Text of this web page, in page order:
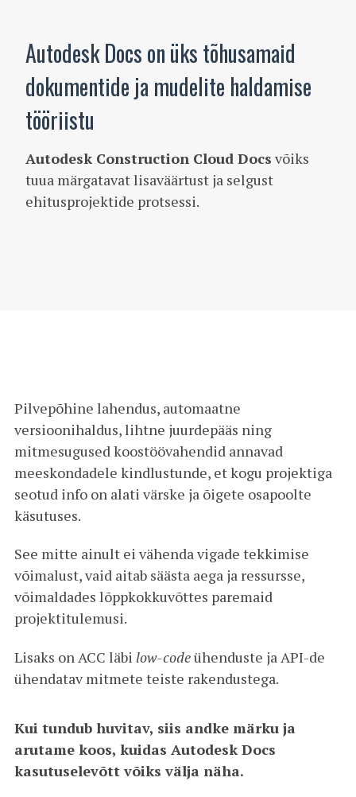
Autodesk Docs on üks tõhusamaid
dokumentide ja mudelite haldamise
tööriistu
Autodesk Construction Cloud Docs võiks
tuua märgatavat lisaväärtust ja selgust
ehitusprojektide protsessi.
Pilvepõhine lahendus, automaatne
versioonihaldus, lihtne juurdepääs ning
mitmesugused koostöövahendid annavad
meeskondadele kindlustunde, et kogu projektiga
seotud info on alati värske ja õigete osapoolte
käsutuses.
See mitte ainult ei vähenda vigade tekkimise
võimalust, vaid aitab säästa aega ja ressursse,
võimaldades lõppkokkuvõttes paremaid
projektitulemusi.
Lisaks on ACC läbi low-codeühenduste ja API-de
ühendatav mitmete teiste rakendustega.
Kui tundub huvitav, siis andke märku ja
arutame koos, kuidas Autodesk Docs
kasutuselevõtt võiks välja näha.